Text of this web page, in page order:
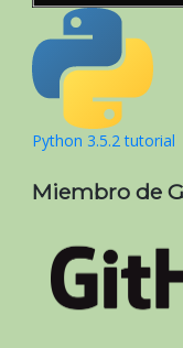
Python 3.5.2 tutorial
Miembro de